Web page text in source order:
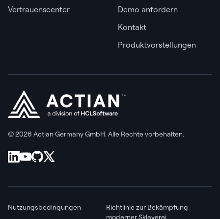
Vertrauenscenter
Demo anfordern
Kontakt
Produktvorstellungen
© 2026 Actian Germany GmbH. Alle Rechte vorbehalten.
Nutzungsbedingungen
Richtlinie zur Bekämpfung
moderner Sklaverei